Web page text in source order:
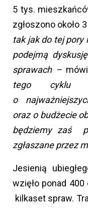
5 tys.
zgłoszono około
tak jak do tej pory
podejmą
sprawach –
tego cyklu
o
oraz o budżecie
będziemy zaś
zgłaszane przez
Jesienią
wzięło ponad
kilkaset spraw.